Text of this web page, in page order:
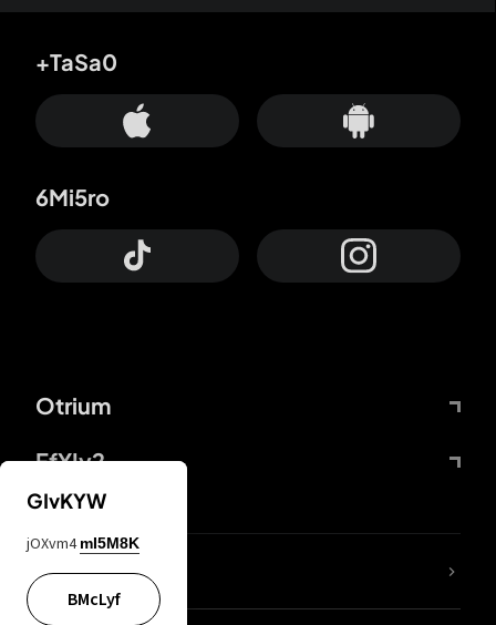
Otrium
FfYIy2
+TaSa0
6Mi5ro
Lj7sBL
GIvKYW
jOXvm4 mI5M8K
BMcLyf